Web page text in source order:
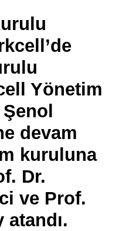
Yönetim
devam
kuruluna
Dr.
ve Prof.
atandı.